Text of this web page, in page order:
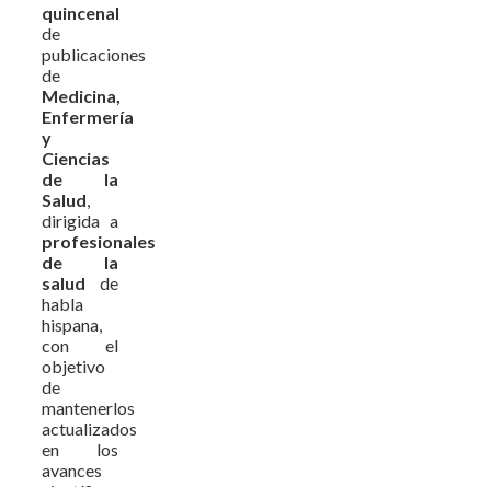
quincenal
de
publicaciones
de
Medicina,
Enfermería
y
Ciencias
de la
Salud
dirigida a
profesionales
de la
salud de
habla
hispana,
con el
objetivo
de
mantenerlos
actualizados
en los
avances